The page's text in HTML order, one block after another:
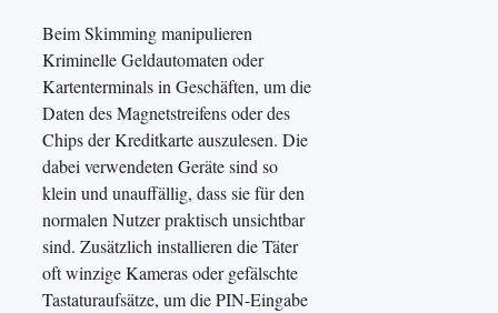
Beim Skimming manipulieren
Kriminelle Geldautomaten oder
Kartenterminals in Geschäften, um die
Daten des Magnetstreifens oder des
Chips der Kreditkarte auszulesen. Die
dabei verwendeten Geräte sind so
klein und unauffällig, dass sie für den
normalen Nutzer praktisch unsichtbar
sind. Zusätzlich installieren die Täter
oft winzige Kameras oder gefälschte
Tastaturaufsätze, um die PIN-Eingabe